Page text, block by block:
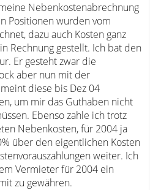
Nebenkostenabrechnung
Positionen wurden vom
dazu auch Kosten ganz
Rechnung gestellt. Ich bat den
Er gesteht zwar die
aber nun mit der
diese bis Dez 04
um mir das Guthaben nicht
Ebenso zahle ich trotz
Nebenkosten, für 2004 ja
über den eigentlichen Kosten
weiter. Ich
Vermieter für 2004 ein
zu gewähren.